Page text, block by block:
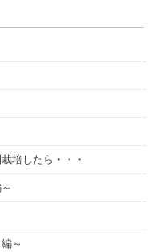
培したら・・・
～